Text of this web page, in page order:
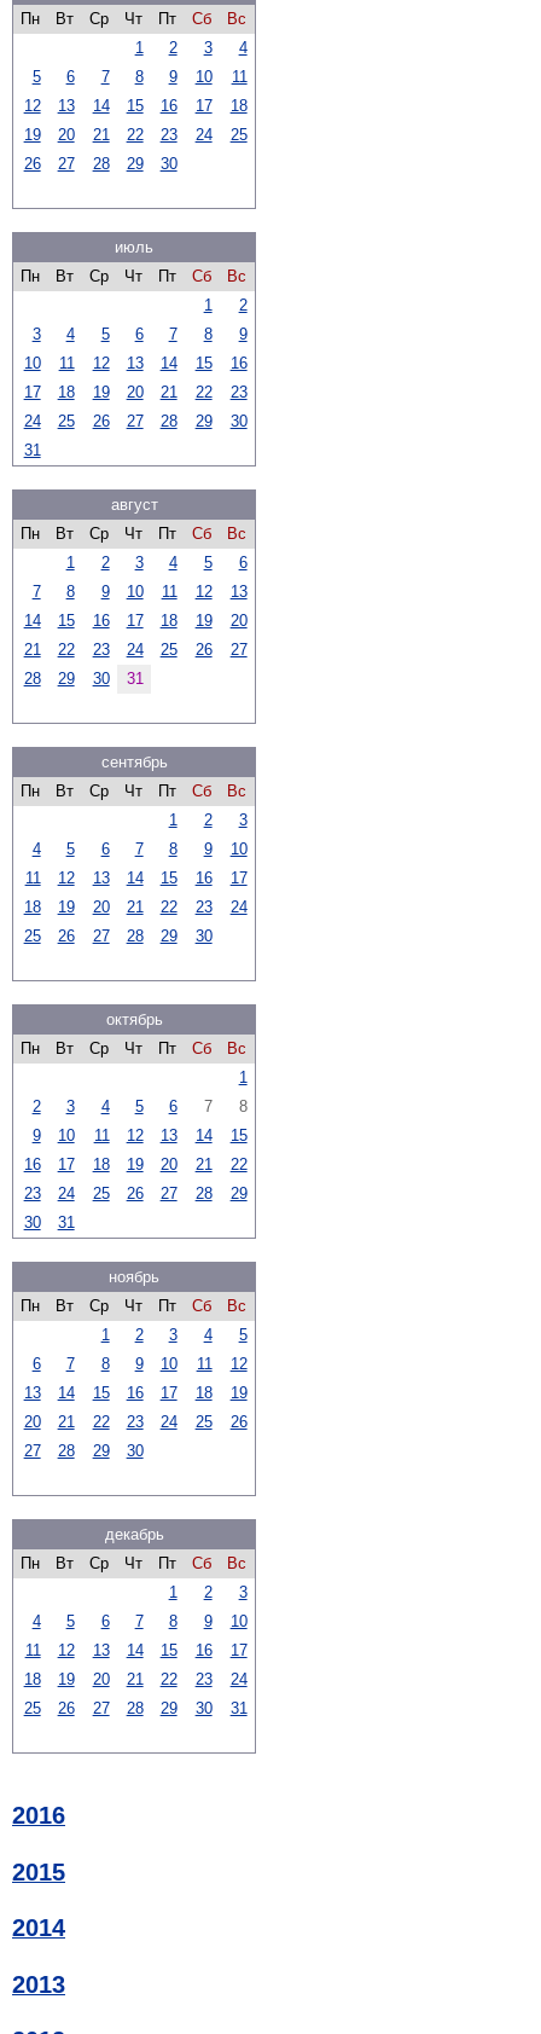
Пн
Вт Ср Чт Пт Сб
Вс
1
2 3
4
5
6 7 8 9 10
11
12
13 14 15 16 17
18
19
20 21 22 23 24
25
26
27 28 29 30
июль
Пн
Вт Ср Чт Пт Сб
Вс
1
2
3
4 5 6 7 8
9
10
11 12 13 14 15
16
17
18 19 20 21 22
23
24
25 26 27 28 29
30
31
август
Пн
Вт Ср Чт Пт Сб
Вс
1
2 3 4 5
6
7
8 9 10 11 12
13
14
15 16 17 18 19
20
21
22 23 24 25 26
27
28
29 30 31
сентябрь
Пн
Вт Ср Чт Пт Сб
Вс
1
2
3
4
5 6 7 8 9
10
11
12 13 14 15 16
17
18
19 20 21 22 23
24
25
26 27 28 29 30
октябрь
Пн
Вт Ср Чт Пт Сб
Вс
1
2
3 4 5 6 7
8
9
10 11 12 13 14
15
16
17 18 19 20 21
22
23
24 25 26 27 28
29
30
31
ноябрь
Пн
Вт Ср Чт Пт Сб
Вс
1
2 3 4
5
6
7 8 9 10 11
12
13
14 15 16 17 18
19
20
21 22 23 24 25
26
27
28 29 30
декабрь
Пн
Вт Ср Чт Пт Сб
Вс
1
2
3
4
5 6 7 8 9
10
11
12 13 14 15 16
17
18
19 20 21 22 23
24
25
26 27 28 29 30 31
2016
2015
2014
2013